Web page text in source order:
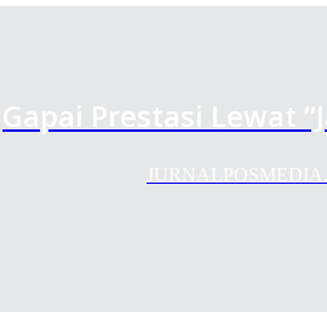
Gapai Prestasi Lewat